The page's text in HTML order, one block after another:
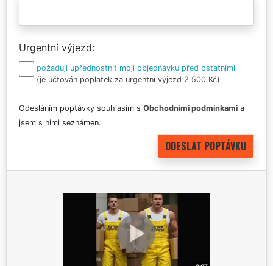
Urgentní výjezd
požaduji upřednostnit moji objednávku před ostatními
(je účtován poplatek za urgentní výjezd 2 500 Kč)
Odesláním poptávky souhlasím s Obchodními podmínkami a
jsem s nimi seznámen.